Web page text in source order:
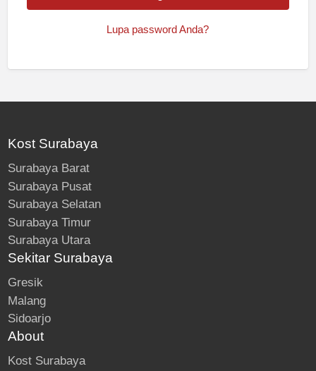
Lupa password Anda?
Kost Surabaya
Surabaya Barat
Surabaya Pusat
Surabaya Selatan
Surabaya Timur
Surabaya Utara
Sekitar Surabaya
Gresik
Malang
Sidoarjo
About
Kost Surabaya